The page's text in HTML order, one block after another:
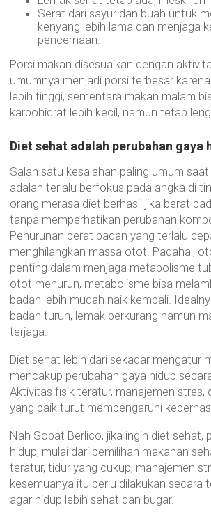
Serat dari sayur dan buah untuk
kenyang lebih lama dan menjaga
pencernaan.
Porsi makan disesuaikan dengan
umumnya menjadi porsi terbesar
lebih tinggi, sementara makan malam
karbohidrat lebih kecil, namun tetap
Diet sehat adalah perubahan gaya
Salah satu kesalahan paling umum
adalah terlalu berfokus pada angka di
orang merasa diet berhasil jika berat
tanpa memperhatikan perubahan
Penurunan berat badan yang terlalu
menghilangkan massa otot. Padahal,
penting dalam menjaga metabolisme
otot menurun, metabolisme bisa
badan lebih mudah naik kembali.
badan turun, lemak berkurang namun
terjaga.
Diet sehat lebih dari sekadar mengatur
mencakup perubahan gaya hidup
Aktivitas fisik teratur, manajemen stres,
yang baik turut mempengaruhi
Nah Sobat Berlico, jika ingin diet sehat,
hidup, mulai dari pemilihan makanan
teratur, tidur yang cukup, manajemen
kesemuanya itu perlu dilakukan secara
agar hidup lebih sehat dan bugar.